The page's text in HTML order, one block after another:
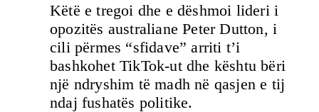
Këtë e tregoi dhe e dëshmoi lideri i
opozitës australiane Peter Dutton, i
cili përmes “sfidave” arriti t’i
bashkohet TikTok-ut dhe kështu bëri
një ndryshim të madh në qasjen e tij
ndaj fushatës politike.